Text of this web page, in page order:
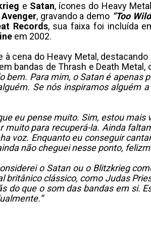
e Satan, ícones do Heavy
Avenger, gravando a demo “Too
Records, sua faixa foi incluída
em 2002.
cena do Heavy Metal,
bandas de Thrash e Death Metal,
bem. Para mim, o Satan é apenas
Se nós inspiramos alguém
eu pense muito. Sim, estou mais
muito para recuperá-la. Ainda
voz. Enquanto eu conseguir
não cheguei nesse ponto,
o Satan ou o Blitzkrieg
britânico clássico, como Judas
do que o som das bandas em si.